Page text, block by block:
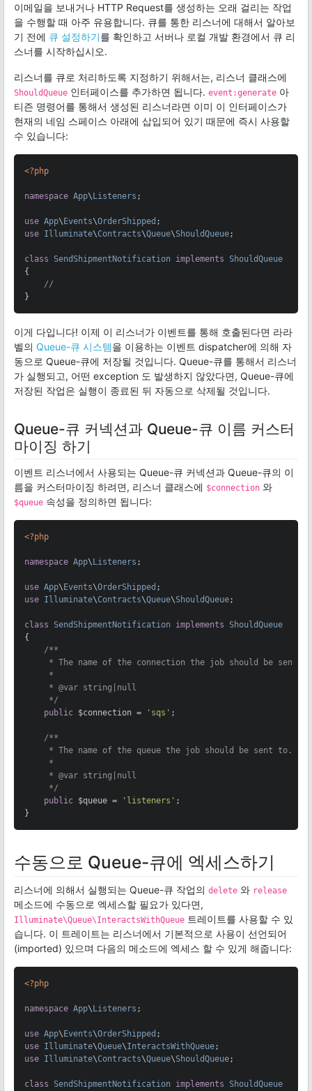
이메일을 보내거나 HTTP Request를 생성하는 오래 걸리는 작업
을 수행할 때 아주 유용합니다. 큐를 통한 리스너에 대해서 알아보
기 전에 큐 설정하기를 확인하고 서버나 로컬 개발 환경에서 큐 리
스너를 시작하십시오.
리스너를 큐로 처리하도록 지정하기 위해서는, 리스너 클래스에
ShouldQueue 인터페이스를 추가하면 됩니다. event:generate 아
티즌 명령어를 통해서 생성된 리스너라면 이미 이 인터페이스가
현재의 네임 스페이스 아래에 삽입되어 있기 때문에 즉시 사용할
수 있습니다:
<?php
namespace App\Listeners ;
use App\Events\OrderShipped
use Illuminate\Contracts\Queue\ShouldQueue ;
class SendShipmentNotification implements
ShouldQueue
{
//
}
이게 다입니다! 이제 이 리스너가 이벤트를 통해 호출된다면 라라
벨의 Queue-큐 시스템을 이용하는 이벤트 dispatcher에 의해 자
동으로 Queue-큐에 저장될 것입니다. Queue-큐를 통해서 리스너
가 실행되고, 어떤 exception 도 발생하지 않았다면, Queue-큐에
저장된 작업은 실행이 종료된 뒤 자동으로 삭제될 것입니다.
Queue-큐 커넥션과 Queue-큐 이름 커스터
마이징 하기
이벤트 리스너에서 사용되는 Queue-큐 커넥션과 Queue-큐의 이
름을 커스터마이징 하려면, 리스너 클래스에 $connection 와
$queue 속성을 정의하면 됩니다:
<?php
namespace App\Listeners ;
use App\Events\OrderShipped
use Illuminate\Contracts\Queue\ShouldQueue;
class SendShipmentNotification implements
ShouldQueue
{
/**
* The name of the connection the job should be sent
     *
     *
@var string|null
     */
public $connection = 'sqs' ;
/**
     * The name of the queue the job should be sent to.
     *
     *
@var string|null
     */
public $queue = 'listeners' ;
}
수동으로 Queue-큐에 엑세스하기
리스너에 의해서 실행되는 Queue-큐 작업의 delete 와 release
메소드에 수동으로 엑세스할 필요가 있다면,
Illuminate\Queue\InteractsWithQueue 트레이트를 사용할 수 있
습니다. 이 트레이트는 리스너에서 기본적으로 사용이 선언되어
(imported) 있으며 다음의 메소드에 엑세스 할 수 있게 해줍니다:
<?php
namespace App\ Listeners ;
use App\ Events\OrderShipped
use Illuminate\Queue\InteractsWithQueue
use Illuminate\Contracts\Queue\ShouldQueue;
class SendShipmentNotification implements
ShouldQueue